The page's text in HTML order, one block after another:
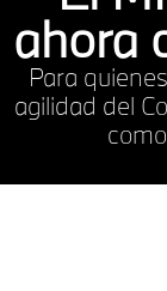
ahora
Para
agilidad del